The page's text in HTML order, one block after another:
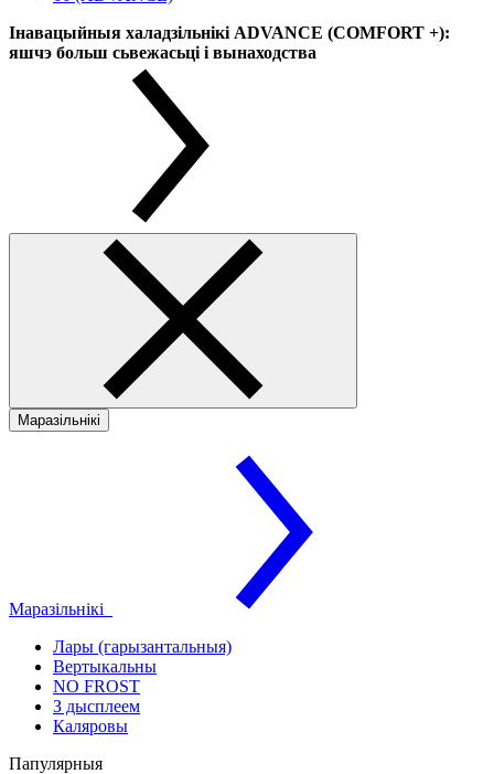
Інавацыйныя халадзільнікі ADVANCE (COMFORT +):
яшчэ больш сьвежасьці і вынаходства
Маразільнікі
Маразільнікі
Лары (гарызантальныя)
Вертыкальны
NO FROST
З дысплеем
Каляровы
Папулярныя